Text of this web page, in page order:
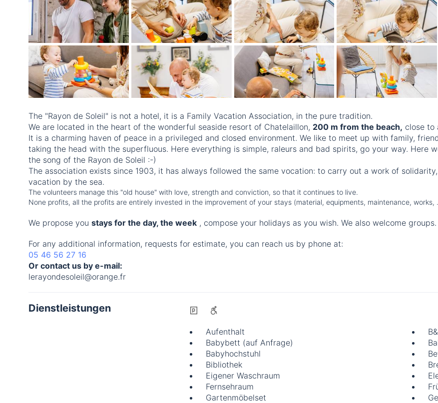
The "Rayon de Soleil" is not a hotel, it is a Family Vacation Association, in the pure tradition.
We are located in the heart of the wonderful seaside resort of Chatelaillon, 200 m from the beach, close to
It is a charming haven of peace in a privileged and closed environment. We like to meet up with family,
taking the head with the superfluous. Here everything is simple, raleurs and bad spirits, go your way. Here
the song of the Rayon de Soleil :-)
The association exists since 1903, it has always followed the same vocation: to carry out a work of solidarity,
vacation by the sea.
The volunteers manage this "old house" with love, strength and conviction, so that it continues to live.
None profits, all the profits are entirely invested in the improvement of your stays (material, equipments, maintenance, works,
We propose you stays for the day, the week , compose your holidays as you wish. We also welcome groups.
For any additional information, requests for estimate, you can reach us by phone at:
05 46 56 27 16
Or contact us by e-mail:
lerayondesoleil@orange.fr
Dienstleistungen
Aufenthalt
Babybett (auf Anfrage)
Babyhochstuhl
Bibliothek
Eigener Waschraum
Fernsehraum
Gartenmöbelset